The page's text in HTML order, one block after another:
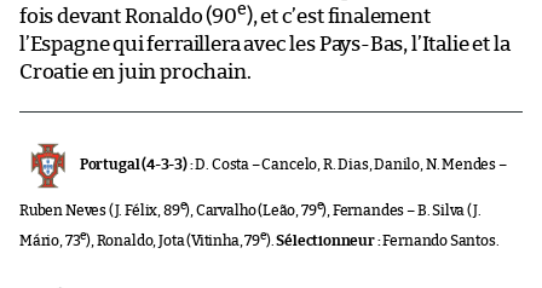
fois devant Ronaldo (90e), et c’est finalement
l’Espagne qui ferraillera avec les Pays-Bas, l’Italie et la
Croatie en juin prochain.
Portugal (4-3-3) :D. Costa – Cancelo, R. Dias, Danilo, N. Mendes –
Ruben Neves (J. Félix, 89e), Carvalho (Leão, 79e), Fernandes – B. Silva (J.
Mário, 73e), Ronaldo, Jota (Vitinha, 79e).Sélectionneur :Fernando Santos.